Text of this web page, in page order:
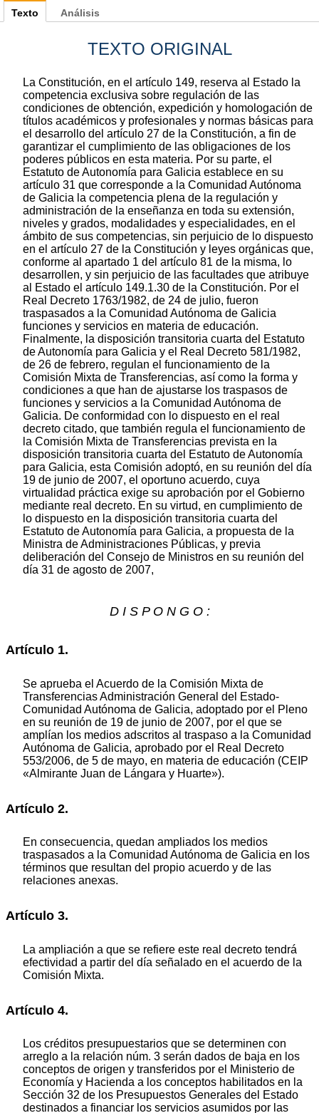
Texto
TEXTO ORIGINAL
La Constitución, en el artículo 149, reserva al Estado la
competencia exclusiva sobre regulación de las
condiciones de obtención, expedición y homologación de
títulos académicos y profesionales y normas básicas para
el desarrollo del artículo 27 de la Constitución, a fin de
garantizar el cumplimiento de las obligaciones de los
poderes públicos en esta materia. Por su parte, el
Estatuto de Autonomía para Galicia establece en su
artículo 31 que corresponde a la Comunidad Autónoma
de Galicia la competencia plena de la regulación y
administración de la enseñanza en toda su extensión,
niveles y grados, modalidades y especialidades, en el
ámbito de sus competencias, sin perjuicio de lo dispuesto
en el artículo 27 de la Constitución y leyes orgánicas que,
conforme al apartado 1 del artículo 81 de la misma, lo
desarrollen, y sin perjuicio de las facultades que atribuye
al Estado el artículo 149.1.30 de la Constitución. Por el
Real Decreto 1763/1982, de 24 de julio, fueron
traspasados a la Comunidad Autónoma de Galicia
funciones y servicios en materia de educación.
Finalmente, la disposición transitoria cuarta del Estatuto
de Autonomía para Galicia y el Real Decreto 581/1982,
de 26 de febrero, regulan el funcionamiento de la
Comisión Mixta de Transferencias, así como la forma y
condiciones a que han de ajustarse los traspasos de
funciones y servicios a la Comunidad Autónoma de
Galicia. De conformidad con lo dispuesto en el real
decreto citado, que también regula el funcionamiento de
la Comisión Mixta de Transferencias prevista en la
disposición transitoria cuarta del Estatuto de Autonomía
para Galicia, esta Comisión adoptó, en su reunión del día
19 de junio de 2007, el oportuno acuerdo, cuya
virtualidad práctica exige su aprobación por el Gobierno
mediante real decreto. En su virtud, en cumplimiento de
lo dispuesto en la disposición transitoria cuarta del
Estatuto de Autonomía para Galicia, a propuesta de la
Ministra de Administraciones Públicas, y previa
deliberación del Consejo de Ministros en su reunión del
día 31 de agosto de 2007,
D I S P O N G O :
Artículo 1.
Se aprueba el Acuerdo de la Comisión Mixta de
Transferencias Administración General del Estado-
Comunidad Autónoma de Galicia, adoptado por el Pleno
en su reunión de 19 de junio de 2007, por el que se
amplían los medios adscritos al traspaso a la Comunidad
Autónoma de Galicia, aprobado por el Real Decreto
553/2006, de 5 de mayo, en materia de educación (CEIP
«Almirante Juan de Lángara y Huarte»).
Artículo 2.
En consecuencia, quedan ampliados los medios
traspasados a la Comunidad Autónoma de Galicia en los
términos que resultan del propio acuerdo y de las
relaciones anexas.
Artículo 3.
La ampliación a que se refiere este real decreto tendrá
efectividad a partir del día señalado en el acuerdo de la
Comisión Mixta.
Artículo 4.
Los créditos presupuestarios que se determinen con
arreglo a la relación núm. 3 serán dados de baja en los
conceptos de origen y transferidos por el Ministerio de
Economía y Hacienda a los conceptos habilitados en la
Sección 32 de los Presupuestos Generales del Estado
destinados a financiar los servicios asumidos por las
Análisis